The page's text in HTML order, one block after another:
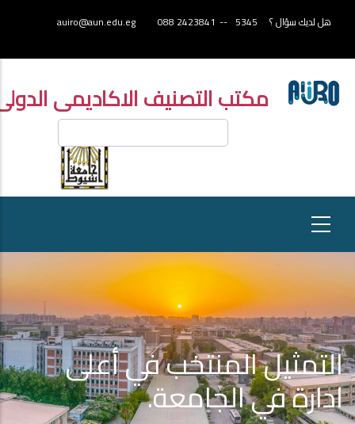
الرئيسي
هل لديك سؤال ؟ 5345
--
auiro@aun.edu.eg
مكتب التصنيف الاكاديمى
بحث
التمثيل المنتخب في أعلى
ادارة في الجامعة.